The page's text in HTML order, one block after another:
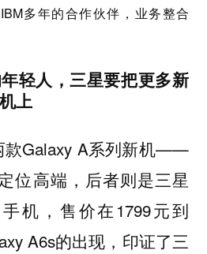
多年的合作伙伴，业务整合
轻人，三星要把更多新
上
款Galaxy A系列新机——
位高端，后者则是三星
机，售价在1799元到
A6s的出现，印证了三